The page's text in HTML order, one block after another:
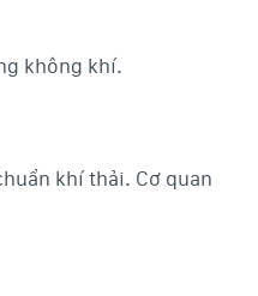
không khí.
khí thải. Cơ quan